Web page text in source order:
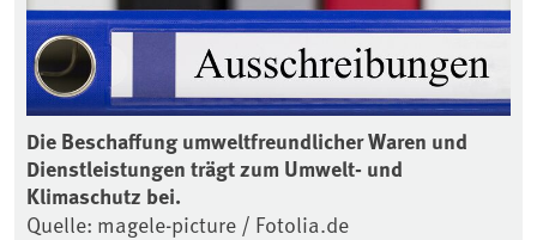
Die Beschaffung umweltfreundlicher Waren und
Dienstleistungen trägt zum Umwelt- und
Klimaschutz bei.
Quelle: magele-picture / Fotolia.de